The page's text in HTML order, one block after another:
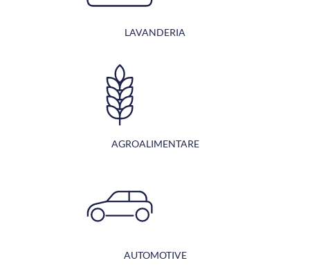
LAVANDERIA
AGROALIMENTARE
AUTOMOTIVE